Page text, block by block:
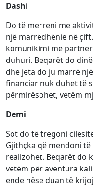
Dashi
Do të merreni me
një marrëdhënie në
komunikimi me
duhuri. Beqarët do
dhe jeta do ju marrë
financiar nuk duhet të
përmirësohet, vetëm
Demi
Sot do të tregoni
Gjithçka që mendoni
realizohet. Beqarët do
vetëm për aventura
ende nëse duan të